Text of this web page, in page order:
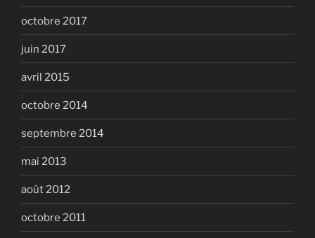
octobre 2017
juin 2017
avril 2015
octobre 2014
septembre 2014
mai 2013
août 2012
octobre 2011